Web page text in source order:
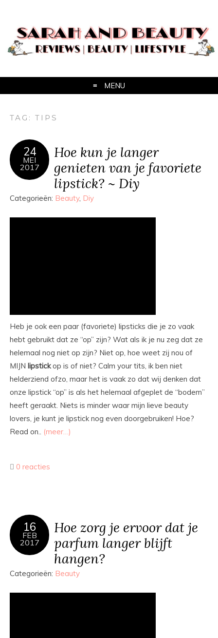
MENU
TAG:TIPS
24
MEI
2017
Hoe kun je langer
genieten van je favoriete
lipstick? ~ Diy
Categorieën: Beauty, Diy
Heb je ook een paar (favoriete) lipsticks die je zo vaak
hebt gebruikt dat ze “op” zijn? Wat als ik je nu zeg dat ze
helemaal nog niet op zijn? Niet op, hoe weet zij nou of
MIJN lipstickop is of niet? Calm your tits, ik ben niet
helderziend ofzo, maar het is vaak zo dat wij denken dat
onze lipstick “op” is als het helemaal afgeplet de “bodem”
heeft geraakt. Niets is minder waar mijn lieve beauty
lovers, je kunt je lipstick nog even doorgebruiken! Hoe?
Read on.. (meer…)
0 reacties
16
FEB
2017
Hoe zorg je ervoor dat je
parfum langer blijft
hangen?
Categorieën: Beauty